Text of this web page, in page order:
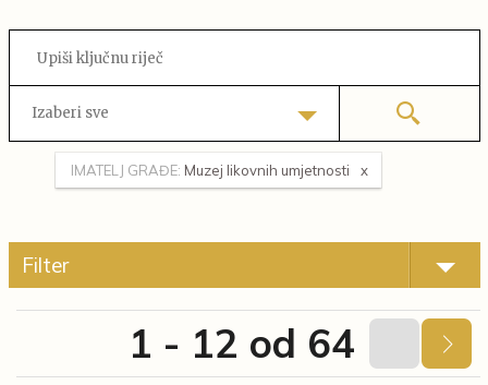
Izaberi sve
IMATELJ GRAĐE: Muzej likovnih umjetnosti
Filter
1 - 12 od 64